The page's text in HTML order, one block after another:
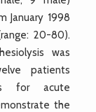
January 1998
20-80).
was
patients
for acute
the